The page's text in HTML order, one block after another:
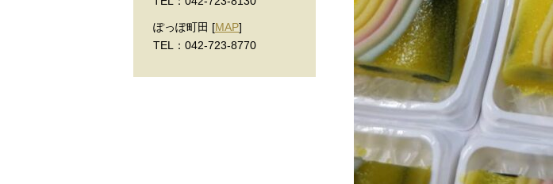
ぽっぽ町田 [MAP]
TEL：042-723-8770